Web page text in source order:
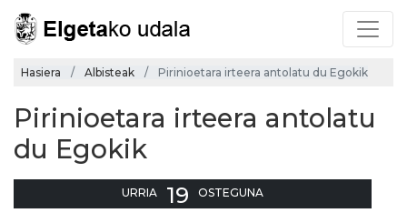
Hasiera Albisteak Pirinioetara irteera antolatu du Egokik
Pirinioetara irteera antolatu
du Egokik
URRIA 19 OSTEGUNA